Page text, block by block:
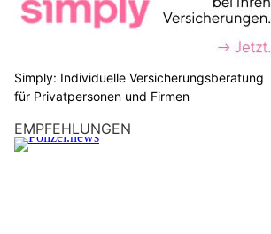
Simply: Individuelle Versicherungsberatung
für Privatpersonen und Firmen
EMPFEHLUNGEN